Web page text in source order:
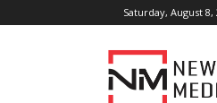
Saturday, August 8,